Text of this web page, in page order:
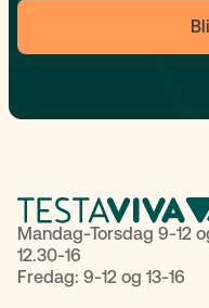
Mandag-Torsdag 9-12
12.30-16
Fredag: 9-12 og 13-16